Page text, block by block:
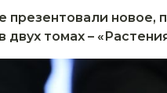
новое,
томах –